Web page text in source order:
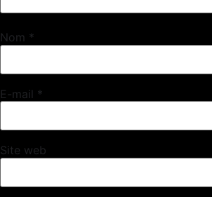
Nom *
E-mail *
Site web